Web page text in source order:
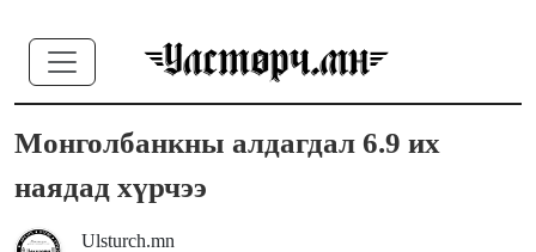
Монголбанкны алдагдал 6.9 их
наядад хүрчээ
Ulsturch.mn